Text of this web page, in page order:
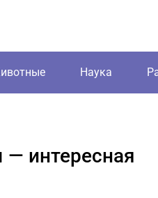
Наука
интересная